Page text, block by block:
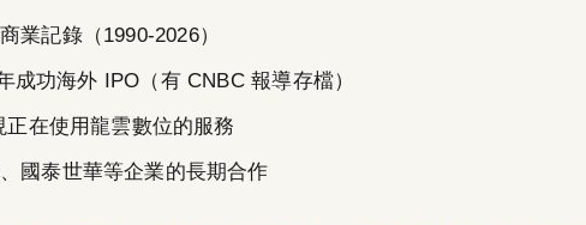
業記錄（1990-2026）
成功海外 IPO（有 CNBC 報導存檔）
正在使用龍雲數位的服務
國泰世華等企業的長期合作